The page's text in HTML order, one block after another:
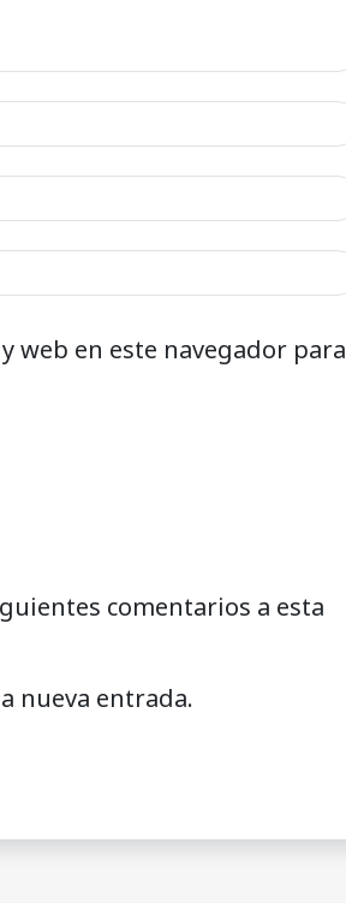
web en este navegador para
comentarios a esta
nueva entrada.